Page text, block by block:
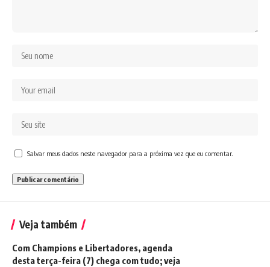
Salvar meus dados neste navegador para a próxima vez que eu comentar.
Veja também
Com Champions e Libertadores, agenda
desta terça-feira (7) chega com tudo; veja